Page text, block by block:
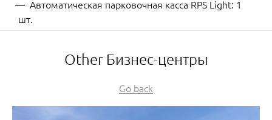
Автоматическая парковочная касса RPS Light: 1
шт.
Other Бизнес-центры
Go back